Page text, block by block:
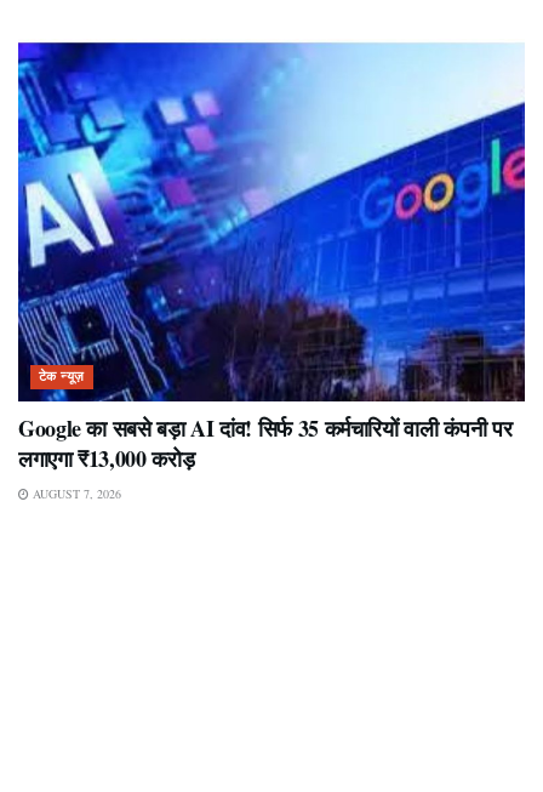
टेक न्यूज़
Google का सबसे बड़ा AI दांव! सिर्फ 35 कर्मचारियों वाली कंपनी पर
लगाएगा ₹13,000 करोड़
AUGUST 7, 2026